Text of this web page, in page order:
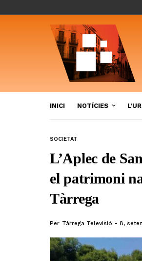
INICI NOTÍCIES
SOCIETAT
L’Aplec de
el patrimoni
Tàrrega
Per Tàrrega Televisió 8,